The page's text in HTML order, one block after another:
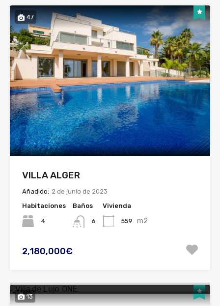
47
VILLA ALGER
Añadido: 2 de junio de 2023
Habitaciones
4
Baños
6
Vivienda
559 m2
2,180,000€
13